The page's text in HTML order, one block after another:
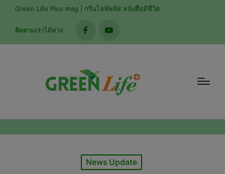
Green Life Plus mag | กรีนไลฟ์พลัส หนังสือมีชีวิต
ติดตามเราได้ทาง
facebookyoutube
Posted
News Update
modal-check